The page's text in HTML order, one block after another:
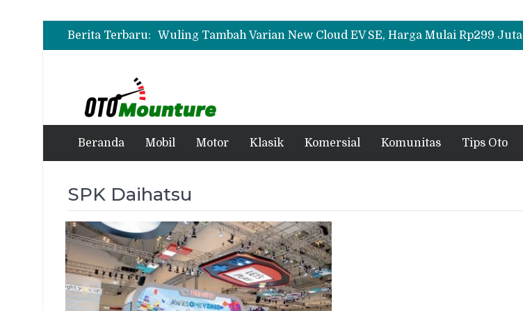
Berita Terbaru:
Wuling Tambah Varian New Cloud EV SE, Harga Mulai Rp299 Juta
Beranda Mobil Motor Klasik Komersial Komunitas Tips Oto
SPK Daihatsu